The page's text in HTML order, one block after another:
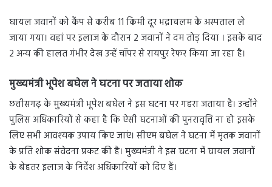
घायल जवानों को कैंप से करीब 11 किमी दूर भद्राचलम के अस्पताल ले
जाया गया। वहां पर इलाज के दौरान 2 जवानों ने दम तोड़ दिया । इसके बाद
2 अन्य की हालत गंभीर देख उन्हें चॉपर से रायपुर रेफर किया जा रहा है।
मुख्यमंत्री भूपेश बघेल ने घटना पर जताया शोक
छत्तीसगढ़ के मुख्यमंत्री भूपेश बघेल ने इस घटना पर गहरा जताया है। उन्होंने
पुलिस अधिकारियों से कहा है कि ऐसी घटनाओं की पुनरावृत्ति ना हो इसके
लिए सभी आवश्यक उपाय किए जाएं। सीएम बघेल ने घटना में मृतक जवानों
के प्रति शोक संवेदना प्रकट की है। मुख्यमंत्री ने इस घटना में घायल जवानों
के बेहतर इलाज के निर्देश अधिकारियों को दिए हैं।